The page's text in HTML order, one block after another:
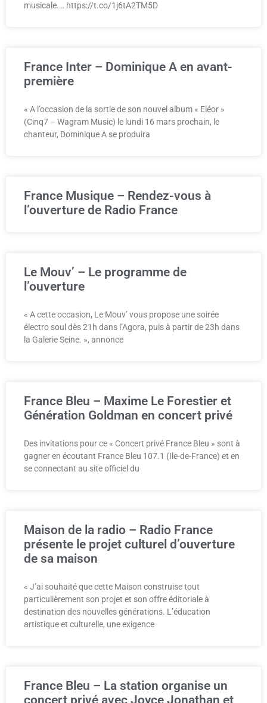
musicale.… https://t.co/1j6tA2TM5D
France Inter – Dominique A en avant-
première
« A l’occasion de la sortie de son nouvel album « Eléor »
(Cinq7 – Wagram Music) le lundi 16 mars prochain, le
chanteur, Dominique A se produira
France Musique – Rendez-vous à
l’ouverture de Radio France
Le Mouv’ – Le programme de
l’ouverture
« A cette occasion, Le Mouv’ vous propose une soirée
électro soul dès 21h dans l’Agora, puis à partir de 23h dans
la Galerie Seine. », annonce
France Bleu – Maxime Le Forestier et
Génération Goldman en concert privé
Des invitations pour ce « Concert privé France Bleu » sont à
gagner en écoutant France Bleu 107.1 (Ile-de-France) et en
se connectant au site officiel du
Maison de la radio – Radio France
présente le projet culturel d’ouverture
de sa maison
« J’ai souhaité que cette Maison construise tout
particulièrement son projet et son offre éditoriale à
destination des nouvelles générations. L’éducation
artistique et culturelle, une exigence
France Bleu – La station organise un
concert privé avec Joyce Jonathan et